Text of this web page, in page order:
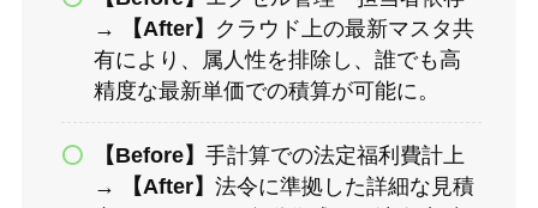
→
【After】 クラウド上の最新マスタ共
有により、属人性を排除し、誰でも高
精度な最新単価での積算が可能に。
【Before】手計算での法定福利費計上
→
【After】法令に準拠した詳細な見積